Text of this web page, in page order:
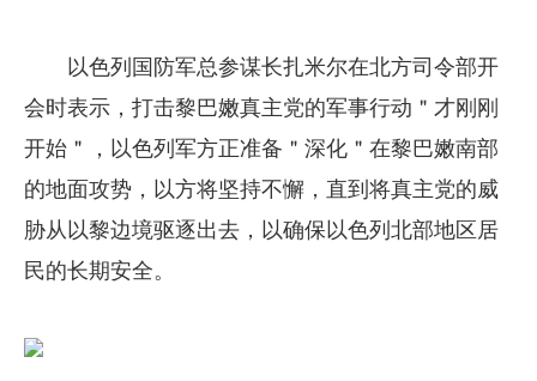
以色列国防军总参谋长扎米尔在北方司令部开
会时表示，打击黎巴嫩真主党的军事行动＂才刚刚
开始＂，以色列军方正准备＂深化＂在黎巴嫩南部
的地面攻势，以方将坚持不懈，直到将真主党的威
胁从以黎边境驱逐出去，以确保以色列北部地区居
民的长期安全。